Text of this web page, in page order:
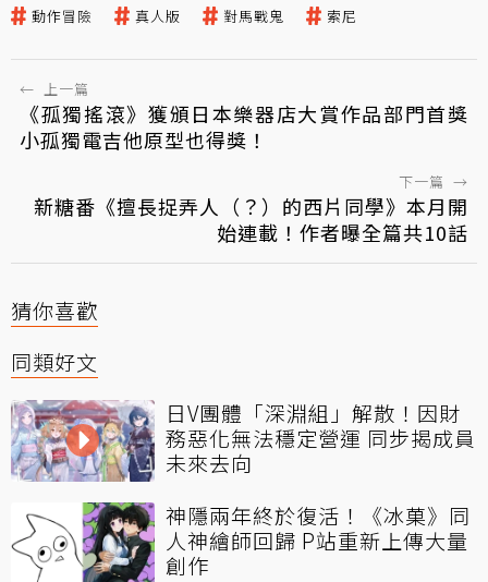
動作冒險 真人版 對馬戰鬼 索尼
← 上一篇
《孤獨搖滾》獲頒日本樂器店大賞作品部門首獎
小孤獨電吉他原型也得獎！
下一篇 →
新糖番《擅長捉弄人（？）的西片同學》本月開
始連載！作者曝全篇共10話
猜你喜歡
同類好文
日V團體「深淵組」解散！因財
務惡化無法穩定營運 同步揭成員
未來去向
神隱兩年終於復活！《冰菓》同
人神繪師回歸 P站重新上傳大量
創作